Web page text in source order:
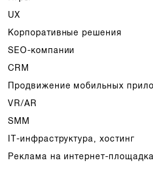
UX
Корпоративные решения
SEO-компании
CRM
Продвижение мобильных
VR/AR
SMM
IT-инфраструктура, хостинг
Реклама на интернет-